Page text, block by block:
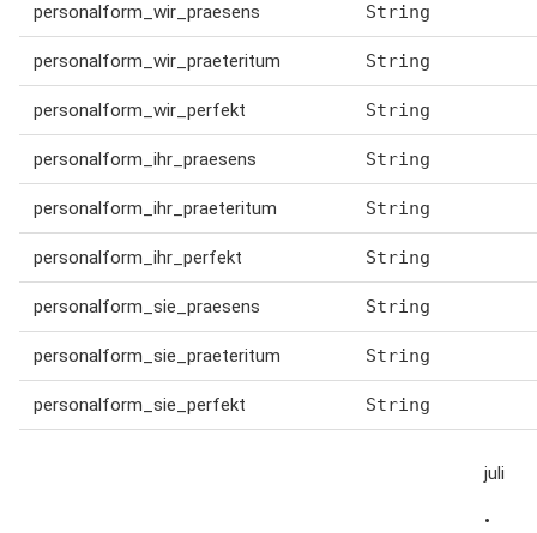
personalform_wir_praesens String
personalform_wir_praeteritum String
personalform_wir_perfekt String
personalform_ihr_praesens String
personalform_ihr_praeteritum String
personalform_ihr_perfekt String
personalform_sie_praesens String
personalform_sie_praeteritum String
personalform_sie_perfekt String
juli
•